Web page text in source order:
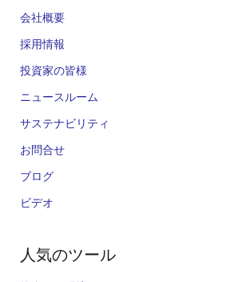
会社概要
採用情報
投資家の皆様
ニュースルーム
サステナビリティ
お問合せ
ブログ
ビデオ
人気のツール